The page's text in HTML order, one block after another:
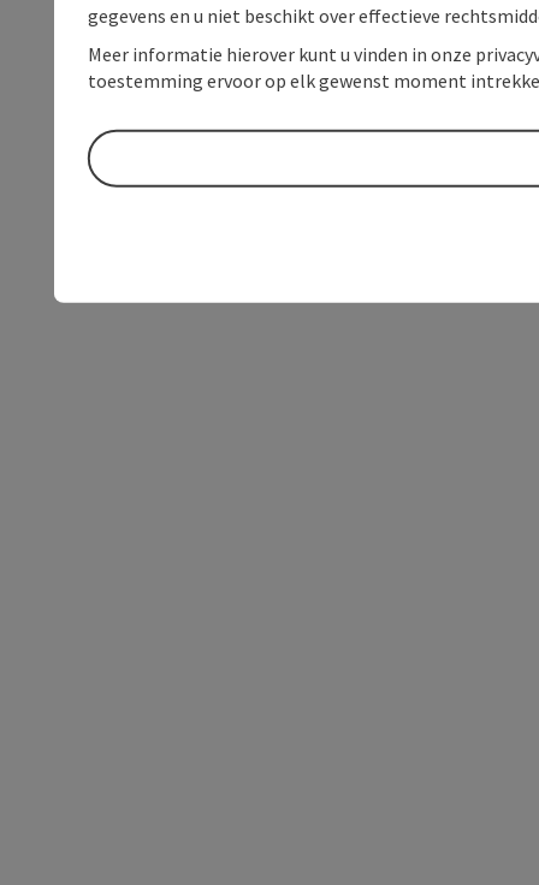
gegevens en u niet beschikt over effectieve
Meer informatie hierover kunt u vinden in onze
toestemming ervoor op elk gewenst moment